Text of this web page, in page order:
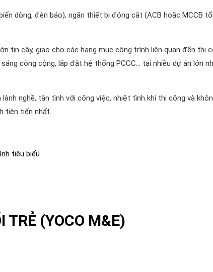
dòng, đèn báo), ngăn thiết bị đóng cắt (ACB hoặc MCCB
tin cậy, giao cho các hạng mục công trình liên quan đến thi
công cộng, lắp đặt hệ thống PCCC… tại nhiều dự án lớn
nghề, tận tình với công việc, nhiệt tình khi thi công và
tiên tiến nhất.
tiêu biểu
TRẺ (YOCO M&E)